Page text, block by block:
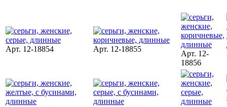
Арт. 12-18854 Арт. 12-18855
Арт. 12-
18856